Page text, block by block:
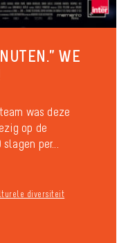
WE
was deze
op de
per...
diversiteit